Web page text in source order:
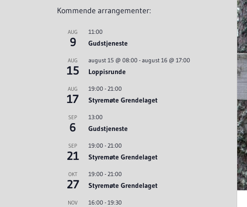
Kommende arrangementer:
AUG
9
11:00
Gudstjeneste
AUG
15
august 15 @ 08:00 - august 16 @ 17:00
Loppisrunde
AUG
17
19:00 - 21:00
Styremøte Grendelaget
SEP
6
13:00
Gudstjeneste
SEP
21
19:00 - 21:00
Styremøte Grendelaget
OKT
27
19:00 - 21:00
Styremøte Grendelaget
NOV 16:00 - 19:30